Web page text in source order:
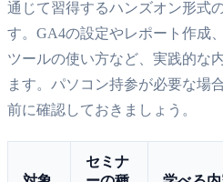
通じて習得するハンズオン形式
す。GA4の設定やレポート作成
ツールの使い方など、実践的な
ます。パソコン持参が必要な場
前に確認しておきましょう。
セミナ